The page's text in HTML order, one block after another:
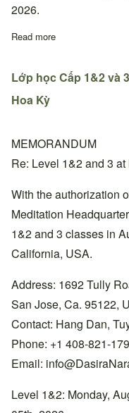
2026.
Read more
Lớp học Cấp 1&2 và
Hoa Kỳ
MEMORANDUM
Re: Level 1&2 and 3
With the authorization
Meditation
1&2 and 3 classes in
California, USA.
Address: 1692 Tully
San Jose, Ca. 95122,
Contact: Hang Dan,
Phone: +1 408-821-
Email:
Level 1&2: Monday,